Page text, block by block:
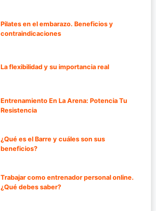
Pilates en el embarazo. Beneficios y
contraindicaciones
La flexibilidad y su importancia real
Entrenamiento En La Arena: Potencia Tu
Resistencia
¿Qué es el Barre y cuáles son sus
beneficios?
Trabajar como entrenador personal online.
¿Qué debes saber?